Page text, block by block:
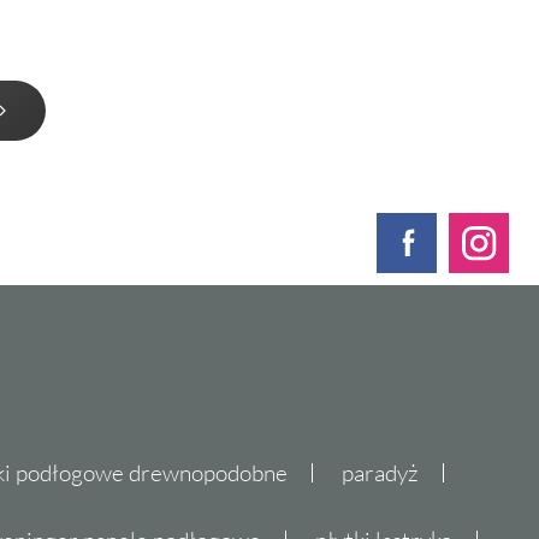
podłogowe drewnopodobne paradyż